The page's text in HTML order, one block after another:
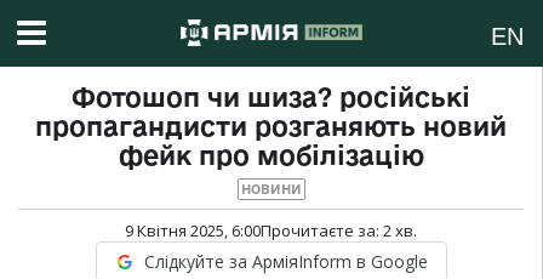
EN
Фотошоп чи шиза? російські
пропагандисти розганяють новий
фейк про мобілізацію
НОВИНИ
9 Квітня 2025, 6:00Прочитаєте за: 2хв.
Слідкуйте за АрміяInform в Google